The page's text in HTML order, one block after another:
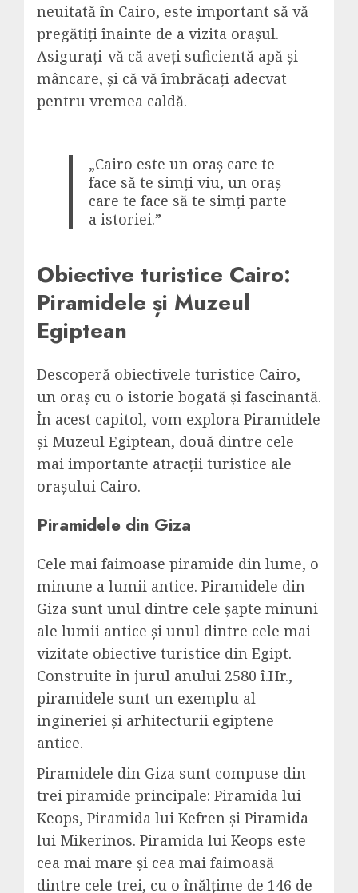
neuitată în Cairo, este important să vă
pregătiți înainte de a vizita orașul.
Asigurați-vă că aveți suficientă apă și
mâncare, și că vă îmbrăcați adecvat
pentru vremea caldă.
„Cairo este un oraș care te
face să te simți viu, un oraș
care te face să te simți parte
a istoriei.”
Obiective turistice Cairo:
Piramidele și Muzeul
Egiptean
Descoperă obiectivele turistice Cairo,
un oraș cu o istorie bogată și fascinantă.
În acest capitol, vom explora Piramidele
și Muzeul Egiptean, două dintre cele
mai importante atracții turistice ale
orașului Cairo.
Piramidele din Giza
Cele mai faimoase piramide din lume, o
minune a lumii antice. Piramidele din
Giza sunt unul dintre cele șapte minuni
ale lumii antice și unul dintre cele mai
vizitate obiective turistice din Egipt.
Construite în jurul anului 2580 î.Hr.,
piramidele sunt un exemplu al
ingineriei și arhitecturii egiptene
antice.
Piramidele din Giza sunt compuse din
trei piramide principale: Piramida lui
Keops, Piramida lui Kefren și Piramida
lui Mikerinos. Piramida lui Keops este
cea mai mare și cea mai faimoasă
dintre cele trei, cu o înălțime de 146 de